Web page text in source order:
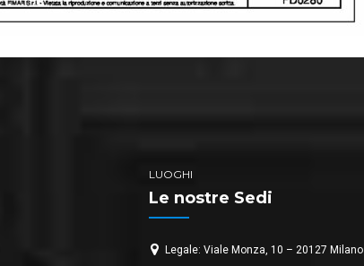
LUOGHI
Le nostre Sedi
Legale: Viale Monza, 10 – 20127 Milano